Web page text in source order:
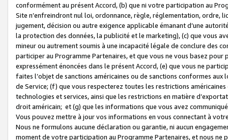
conformément au présent Accord, (b) que ni votre participation au
Site n’enfreindront nul loi, ordonnance, règle, réglementation, ordre,
jugement, décision ou autre exigence applicable émanant d’une
la protection des données, la publicité et le marketing), (c) que vous
mineur ou autrement soumis à une incapacité légale de conclure des
participer au Programme Partenaires, et que vous ne vous basez
expressément énoncées dans le présent Accord, (e) que vous ne
faites l’objet de sanctions américaines ou de sanctions conformes
de Service; (f) que vous respecterez toutes les restrictions
technologies et services, ainsi que les restrictions en matière
droit américain; et (g) que les informations que vous avez
Vous pouvez mettre à jour vos informations en vous connectant à
Nous ne formulons aucune déclaration ou garantie, ni aucun
moment de votre participation au Programme Partenaires, et nous